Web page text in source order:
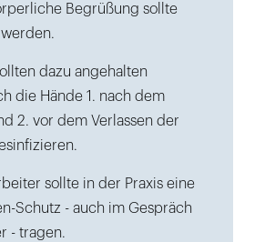
Begrüßung sollte
dazu angehalten
die Hände 1. nach dem
2. vor dem Verlassen der
sollte in der Praxis eine
Schutz - auch im Gespräch
- tragen.